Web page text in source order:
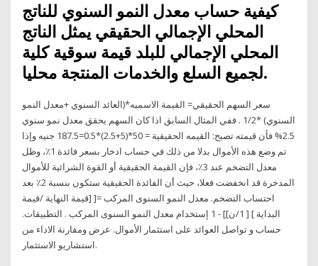
كيفية حساب معدل النمو السنوي للناتج
المحلي الإجمالي الحقيقي يمثل الناتج
المحلي الإجمالي للبلد قيمة سوقية كلية
لجميع السلع والخدمات المنتجة محليا.
سعر السهم الحقيقي= القيمة الاسميه*(العائد السنوي +معدل النمو
السنوي) *1/2 . ففي المثال السابق اذا كان السهم يحقق معدل نمو سنوي
2.5% فأن قيمته تصبح: القيمه الحقيقية = 50*(5+2.5)*0.5=187.5 جنيه وإذا
تم وضع هذه الأموال بدلا من ذلك في حساب ادخار بسعر فائدة 1٪، وظل
معدل التضخم عند 3٪، فإن القيمة الحقيقية أو القوة الشرائية للأموال
المدخرة قد انخفضت فعلا، حيث أن الفائدة الحقيقية ستكون بنسبة 2٪ بعد
احتساب التضخم. معدل النمو السنوى المركب =[ [قيمة النهاية /قيمة
البداية ] [ 1/ن]] - 1 إستخدام معدل النمو السنوى المركب . التطبيقات.
حساب و تواصل العوائد على استثمار الأموال. عرض ومقارنة الاداء من
استشاريو الاستثمار.